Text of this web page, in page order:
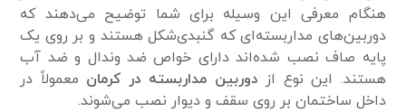
هنگام معرفی این وسیله برای شما توضیح می‌دهند که
دوربین‌های مداربسته‌ای که گنبدی‌شکل هستند و بر روی یک
پایه صاف نصب شده‌اند دارای خواص ضد وندال و ضد آب
هستند. این نوع از دوربین مداربسته در کرمان معمولاً در
داخل ساختمان بر روی سقف و دیوار نصب می‌شوند.